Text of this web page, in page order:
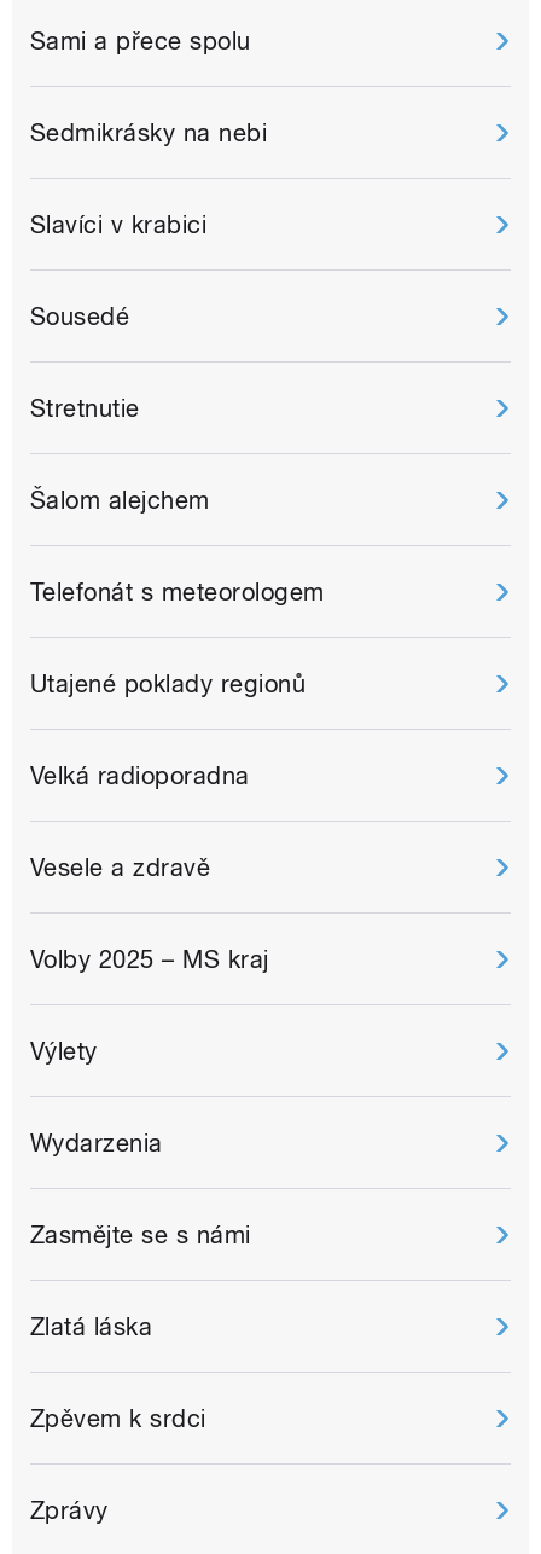
Sami a přece spolu
Sedmikrásky na nebi
Slavíci v krabici
Sousedé
Stretnutie
Šalom alejchem
Telefonát s meteorologem
Utajené poklady regionů
Velká radioporadna
Vesele a zdravě
Volby 2025 – MS kraj
Výlety
Wydarzenia
Zasmějte se s námi
Zlatá láska
Zpěvem k srdci
Zprávy